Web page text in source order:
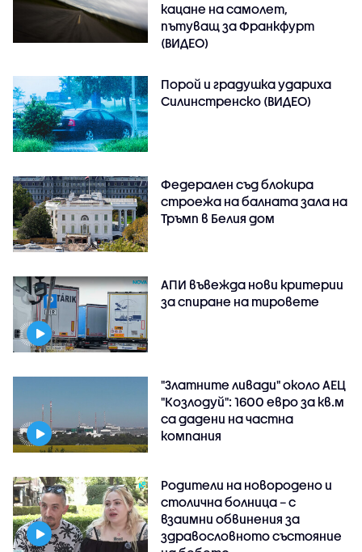
кацане на самолет,
пътуващ за Франкфурт
(ВИДЕО)
Порой и градушка удариха
Силинстренско (ВИДЕО)
Федерален съд блокира
строежа на балната зала на
Тръмп в Белия дом
АПИ въвежда нови критерии
за спиране на тировете
"Златните ливади" около АЕЦ
"Козлодуй": 1600 евро за кв.м
са дадени на частна
компания
Родители на новородено и
столична болница – с
взаимни обвинения за
здравословното състояние